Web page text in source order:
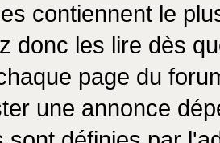
contiennent le
donc les lire dès
page du
une annonce